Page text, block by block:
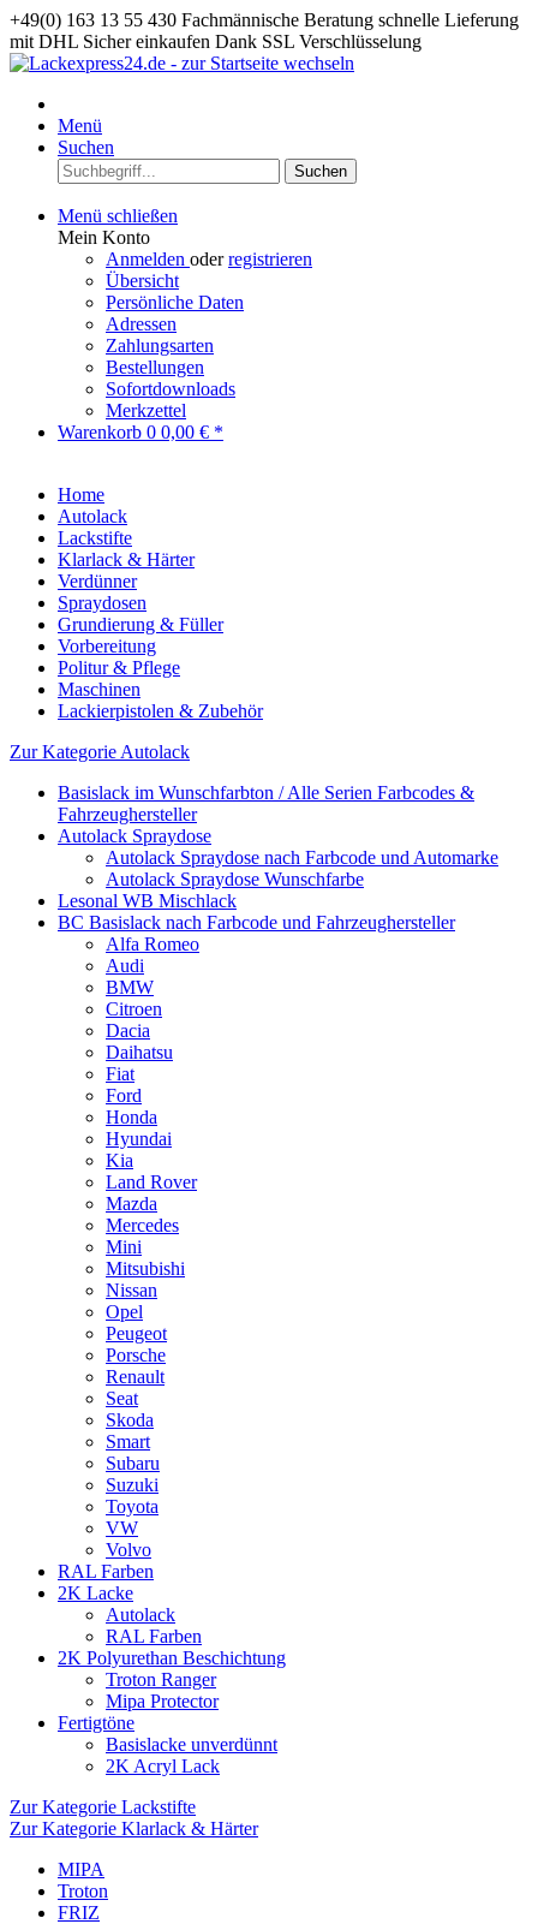
+49(0) 163 13 55 430 Fachmännische Beratung schnelle Lieferung
mit DHL Sicher einkaufen Dank SSL Verschlüsselung
Menü
Suchen
Suchen
Menü schließen
Mein Konto
Anmelden oderregistrieren
Übersicht
Persönliche Daten
Adressen
Zahlungsarten
Bestellungen
Sofortdownloads
Merkzettel
Warenkorb 0 0,00 € *
Home
Autolack
Lackstifte
Klarlack & Härter
Verdünner
Spraydosen
Grundierung & Füller
Vorbereitung
Politur & Pflege
Maschinen
Lackierpistolen & Zubehör
Zur Kategorie Autolack
Basislack im Wunschfarbton / Alle Serien Farbcodes &
Fahrzeughersteller
Autolack Spraydose
Autolack Spraydose nach Farbcode und Automarke
Autolack Spraydose Wunschfarbe
Lesonal WB Mischlack
BC Basislack nach Farbcode und Fahrzeughersteller
Alfa Romeo
Audi
BMW
Citroen
Dacia
Daihatsu
Fiat
Ford
Honda
Hyundai
Kia
Land Rover
Mazda
Mercedes
Mini
Mitsubishi
Nissan
Opel
Peugeot
Porsche
Renault
Seat
Skoda
Smart
Subaru
Suzuki
Toyota
VW
Volvo
RAL Farben
2K Lacke
Autolack
RAL Farben
2K Polyurethan Beschichtung
Troton Ranger
Mipa Protector
Fertigtöne
Basislacke unverdünnt
2K Acryl Lack
Zur Kategorie Lackstifte
Zur Kategorie Klarlack & Härter
MIPA
Troton
FRIZ